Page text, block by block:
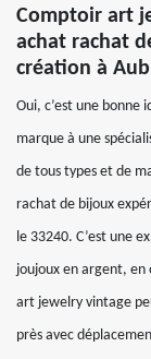
Comptoir art
achat rachat
création à
Oui, c’est une bonne
marque à une
de tous types et de
rachat de bijoux
le 33240. C’est une
joujoux en argent, en
art jewelry vintage
près avec